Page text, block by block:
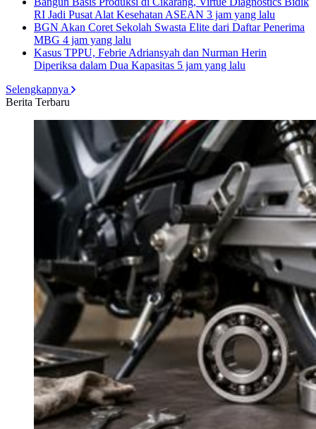
RI Jadi Pusat Alat Kesehatan ASEAN 3 jam yang lalu
BGN Akan Coret Sekolah Swasta Elite dari Daftar Penerima
MBG 4 jam yang lalu
Kasus TPPU, Febrie Adriansyah dan Nurman Herin
Diperiksa dalam Dua Kapasitas 5 jam yang lalu
Selengkapnya
Berita Terbaru